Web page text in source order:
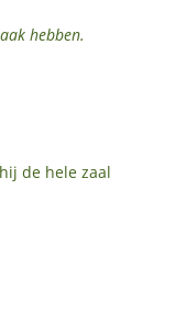
hebben.
de hele zaal